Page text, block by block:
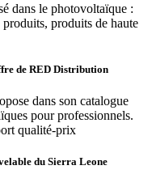
dans le photovoltaïque :
produits de haute
de RED Distribution
dans son catalogue
pour professionnels.
qualité-prix
du Sierra Leone